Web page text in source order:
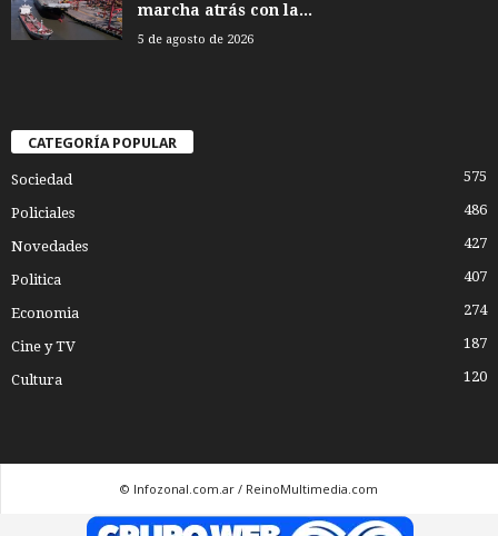
marcha atrás con la...
5 de agosto de 2026
CATEGORÍA POPULAR
Sociedad 575
Policiales 486
Novedades 427
Politica 407
Economia 274
Cine y TV 187
Cultura 120
© Infozonal.com.ar / ReinoMultimedia.com